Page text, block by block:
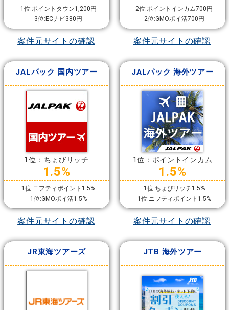
1位:ポイントタウン1,200円
3位:ECナビ380円
案件元サイトの確認
2位:ポイントインカム700円
2位:GMOポイ活700円
案件元サイトの確認
JALパック 国内ツアー
1位：ちょびリッチ
1.5%
1位:ニフティポイント1.5%
1位:GMOポイ活1.5%
案件元サイトの確認
JALパック 海外ツアー
1位：ポイントインカム
1.5%
1位:ちょびリッチ1.5%
1位:ニフティポイント1.5%
案件元サイトの確認
JR東海ツアーズ JTB 海外ツアー